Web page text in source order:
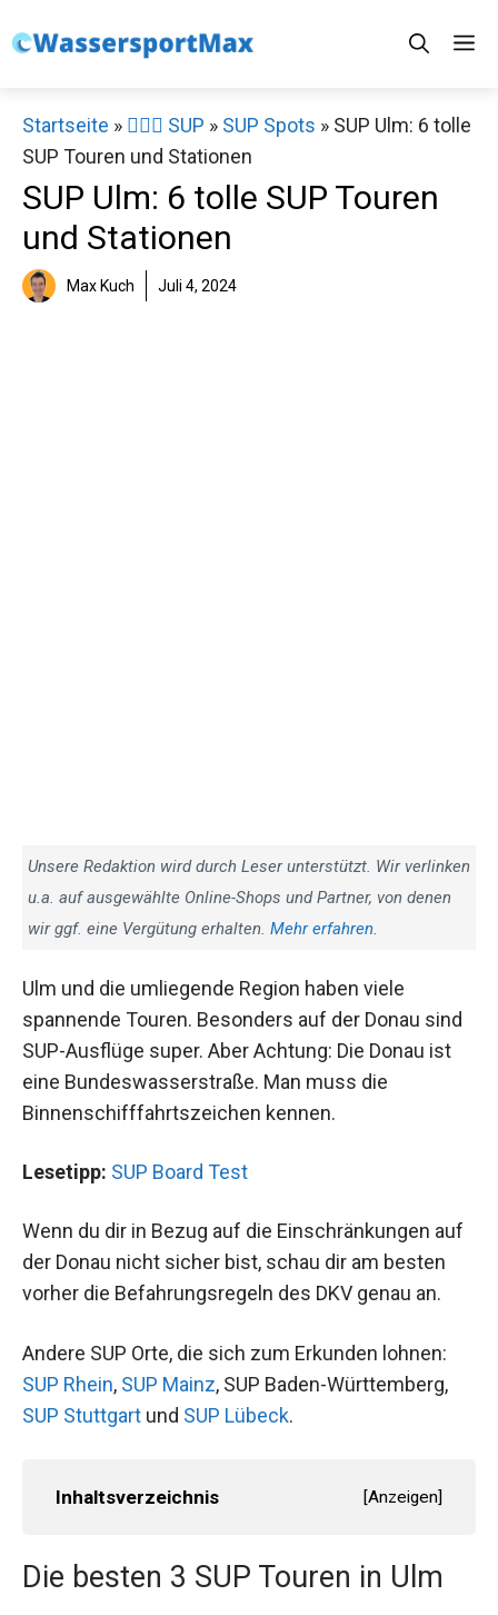
Inhalt
Startseite » 🏄‍♀️🛶 SUP » SUP Spots » SUP Ulm: 6 tolle
SUP Touren und Stationen
SUP Ulm: 6 tolle SUP Touren
und Stationen
Max Kuch Juli 4, 2024
Unsere Redaktion wird durch Leser unterstützt. Wir verlinken
u.a. auf ausgewählte Online-Shops und Partner, von denen
wir ggf. eine Vergütung erhalten. Mehr erfahren.
Ulm und die umliegende Region haben viele
spannende Touren. Besonders auf der Donau sind
SUP-Ausflüge super. Aber Achtung: Die Donau ist
eine Bundeswasserstraße. Man muss die
Binnenschifffahrtszeichen kennen.
Lesetipp: SUP Board Test
Wenn du dir in Bezug auf die Einschränkungen auf
der Donau nicht sicher bist, schau dir am besten
vorher die Befahrungsregeln des DKV genau an.
Andere SUP Orte, die sich zum Erkunden lohnen:
SUP Rhein, SUP Mainz, SUP Baden-Württemberg,
SUP Stuttgart und SUP Lübeck.
Inhaltsverzeichnis [Anzeigen]
Die besten 3 SUP Touren in Ulm